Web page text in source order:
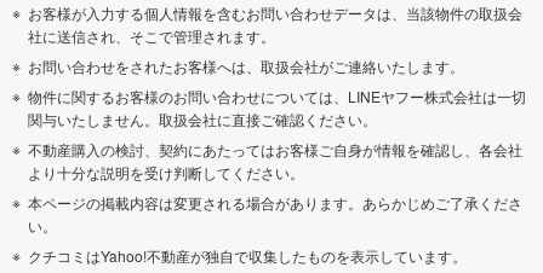
お客様が入力する個人情報を含むお問い合わせデータは、当該物件の取扱会
社に送信され、そこで管理されます。
お問い合わせをされたお客様へは、取扱会社がご連絡いたします。
物件に関するお客様のお問い合わせについては、LINEヤフー株式会社は一切
関与いたしません。取扱会社に直接ご確認ください。
不動産購入の検討、契約にあたってはお客様ご自身が情報を確認し、各会社
より十分な説明を受け判断してください。
本ページの掲載内容は変更される場合があります。あらかじめご了承くださ
い。
クチコミはYahoo!不動産が独自で収集したものを表示しています。